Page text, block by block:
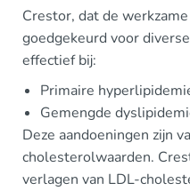
Crestor, dat de
goedgekeurd voor
effectief bij:
Primaire
Gemengde
Deze aandoeningen zijn
cholesterolwaarden.
verlagen van LDL-